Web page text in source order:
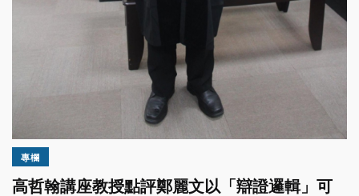
專欄
高哲翰講座教授點評鄭麗文以「辯證邏輯」可